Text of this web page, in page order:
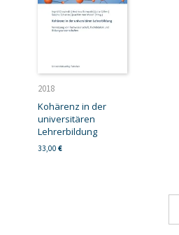
2018
Kohärenz in der
universitären
Lehrerbildung
33,00 €